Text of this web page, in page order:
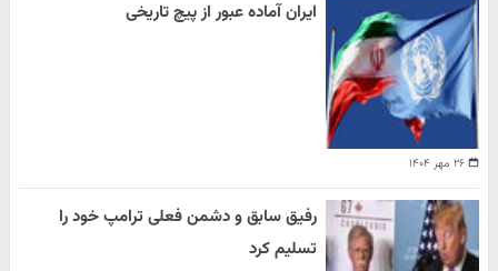
۲۶ مهر ۱۴۰۴
ایران آماده عبور از پیچ تاریخی
رفیق سابق و دشمن فعلی ترامپ خود را
تسلیم کرد